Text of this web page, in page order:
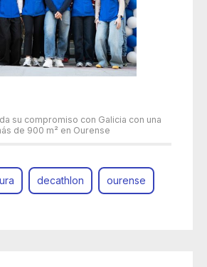
su compromiso con Galicia con una
de 900 m² en Ourense
decathlon ourense